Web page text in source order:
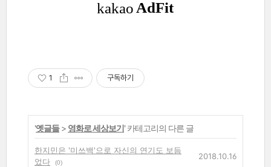
1 구독하기
'옛글들> 영화로 세상보기' 카테고리의 다른 글
한지민은 '미쓰백'으로 자신의 연기도 보듬
었다
(0)
2018.10.16